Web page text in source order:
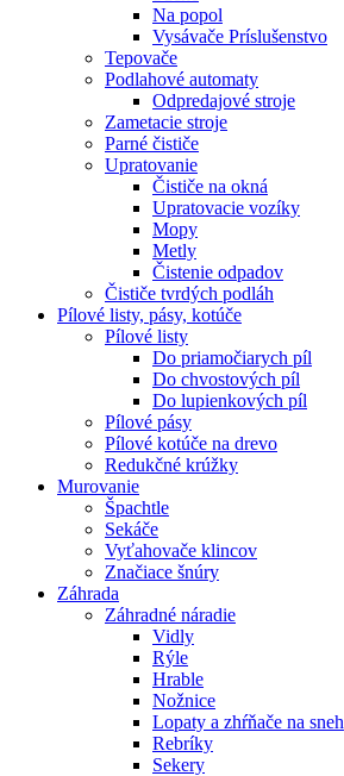
Na popol
Vysávače Príslušenstvo
Tepovače
Podlahové automaty
Odpredajové stroje
Zametacie stroje
Parné čističe
Upratovanie
Čističe na okná
Upratovacie vozíky
Mopy
Metly
Čistenie odpadov
Čističe tvrdých podláh
Pílové listy, pásy, kotúče
Pílové listy
Do priamočiarych píl
Do chvostových píl
Do lupienkových píl
Pílové pásy
Pílové kotúče na drevo
Redukčné krúžky
Murovanie
Špachtle
Sekáče
Vyťahovače klincov
Značiace šnúry
Záhrada
Záhradné náradie
Vidly
Rýle
Hrable
Nožnice
Lopaty a zhŕňače na sneh
Rebríky
Sekery